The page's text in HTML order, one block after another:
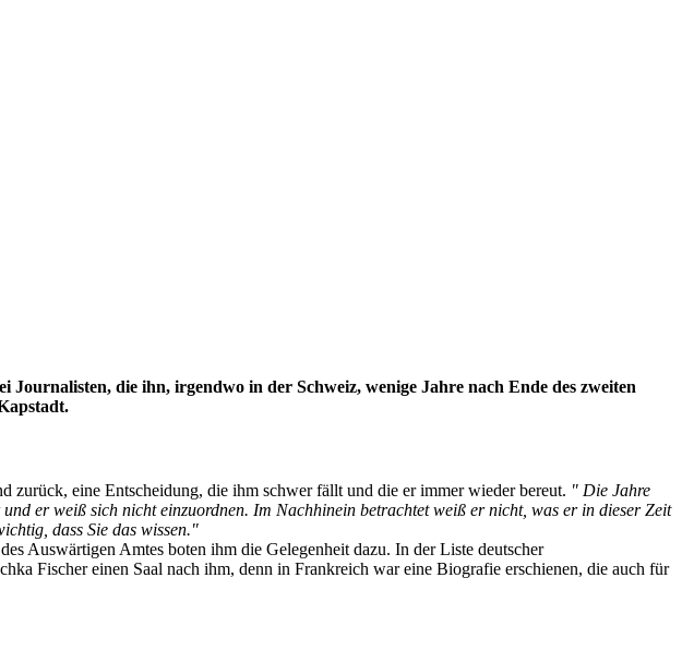
die ihn, irgendwo in der Schweiz, wenige Jahre nach Ende des zweiten
zurück, eine Entscheidung, die ihm schwer fällt und die er immer wieder bereut. " Die Jahre
er weiß sich nicht einzuordnen. Im Nachhinein betrachtet weiß er nicht, was er in dieser Zeit
dass Sie das wissen."
Auswärtigen Amtes boten ihm die Gelegenheit dazu. In der Liste deutscher
Fischer einen Saal nach ihm, denn in Frankreich war eine Biografie erschienen, die auch für